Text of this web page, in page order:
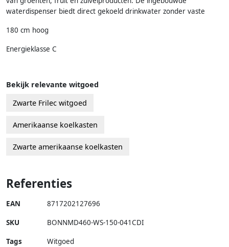
waterdispenser biedt direct gekoeld drinkwater zonder vaste
180 cm hoog
Energieklasse C
Bekijk relevante witgoed
Zwarte Frilec witgoed
Amerikaanse koelkasten
Zwarte amerikaanse koelkasten
Referenties
EAN 8717202127696
SKU BONNMD460-WS-150-041CDI
Tags
Witgoed